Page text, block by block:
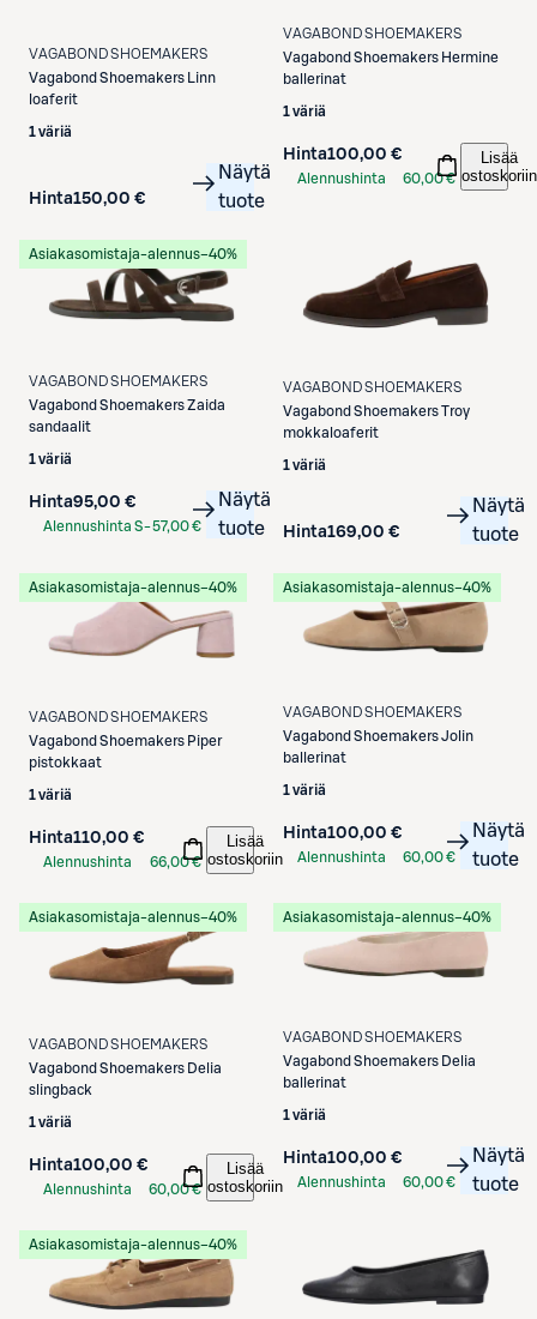
VAGABOND SHOEMAKERS
Vagabond Shoemakers
Linn
loaferit
1 väriä
Hinta150,00 €
Näytä
tuote
VAGABOND SHOEMAKERS
Vagabond Shoemakers Hermine
ballerinat
1 väriä
Hinta100,00 €
Alennushinta
60,00 €
Lisää
ostoskoriin
Asiakasomistaja-alennus−40%
VAGABOND SHOEMAKERS
Vagabond ShoemakersZaida
sandaalit
1 väriä
Hinta95,00 €
Alennushinta S-57,00 €
Näytä
tuote
VAGABOND SHOEMAKERS
Vagabond ShoemakersTroy
mokkaloaferit
1 väriä
Hinta169,00 €
Näytä
tuote
Asiakasomistaja-alennus−40%
VAGABOND SHOEMAKERS
Vagabond Shoemakers Piper
pistokkaat
1 väriä
Hinta110,00 €
Alennushinta
66,00 €
Lisää
ostoskoriin
Asiakasomistaja-alennus−40%
VAGABOND SHOEMAKERS
Vagabond ShoemakersJolin
ballerinat
1 väriä
Hinta100,00 €
Alennushinta
60,00 €
Näytä
tuote
Asiakasomistaja-alennus−40%
VAGABOND SHOEMAKERS
Vagabond Shoemakers Delia
slingback
1 väriä
Hinta100,00 €
Alennushinta
60,00 €
Lisää
ostoskoriin
Asiakasomistaja-alennus−40%
VAGABOND SHOEMAKERS
Vagabond Shoemakers Delia
ballerinat
1 väriä
Hinta100,00 €
Alennushinta
60,00 €
Näytä
tuote
Asiakasomistaja-alennus−40%